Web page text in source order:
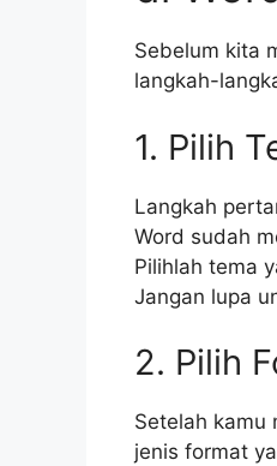
Sebelum kita
langkah-
1. Pilih
Langkah
Word sudah
Pilihlah tema
Jangan lupa
2. Pilih
Setelah kamu
jenis format